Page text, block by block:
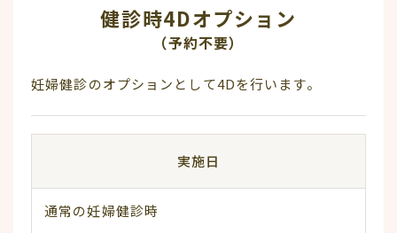
健診時4Dオプション
（予約不要）
妊婦健診のオプションとして4Dを行います。
実施日
通常の妊婦健診時